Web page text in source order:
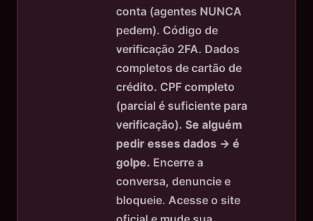
conta (agentes NUNCA
pedem). Código de
verificação 2FA. Dados
completos de cartão de
crédito. CPF completo
(parcial é suficiente para
verificação). Se alguém
pedir esses dados → é
golpe. Encerre a
conversa, denuncie e
bloqueie. Acesse o site